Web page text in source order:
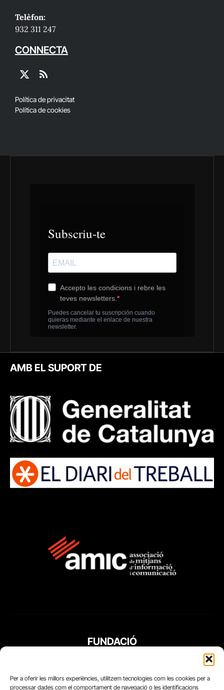
Per a oferir les millors experiències, utilitzem tecnologies com les cookies per a
processar dades com el comportament de navegació o les identificacions
Telèfon:
932 311 247
CONNECTA
X
RSS
Política de privacitat
Política de cookies
AMB EL SUPORT DE
FUNDACIÓ